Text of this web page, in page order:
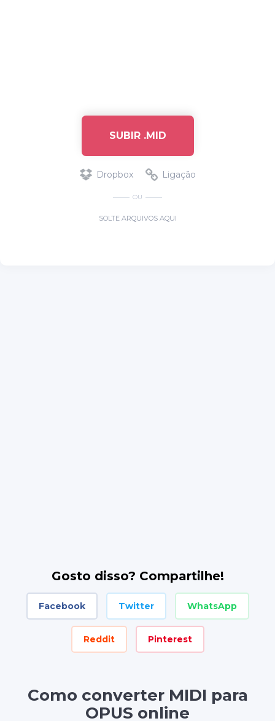
SUBIR .MID
Dropbox Ligação
OU
SOLTE ARQUIVOS AQUI
Gosto disso? Compartilhe!
Facebook Twitter WhatsApp
Reddit Pinterest
Como converter MIDI para
OPUS online